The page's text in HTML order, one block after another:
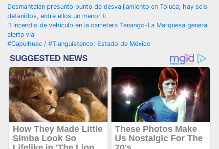
Navegación
de
entradas
Desmantelan presunto punto de desvalijamiento en Toluca; hay seis
detenidos, entre ellos un menor
Incendio de vehículo en la carretera Tenango-La Marquesa genera
alerta vial
#Capulhuac / #Tianguistenco, Estado de México